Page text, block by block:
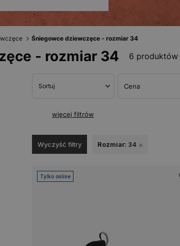
Śniegowce dziewczęce - rozmiar 34
- rozmiar 34 6 produktów
Sortuj Cena
więcej filtrów
Wyczyść filtry Rozmiar: 34
Tylko online